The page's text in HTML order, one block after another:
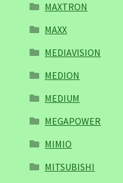
MAXTRON
MAXX
MEDIAVISION
MEDION
MEDIUM
MEGAPOWER
MIMIO
MITSUBISHI